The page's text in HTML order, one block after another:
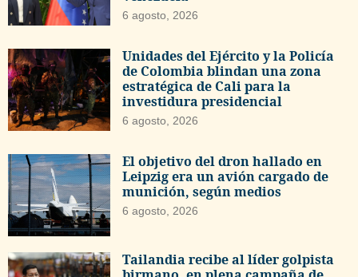
6 agosto, 2026
Unidades del Ejército y la Policía
de Colombia blindan una zona
estratégica de Cali para la
investidura presidencial
6 agosto, 2026
El objetivo del dron hallado en
Leipzig era un avión cargado de
munición, según medios
6 agosto, 2026
Tailandia recibe al líder golpista